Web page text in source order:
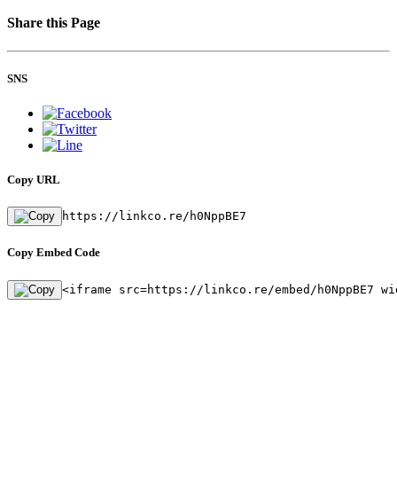
Share this Page
SNS
Copy URL
https://linkco.re/h0NppBE7
Copy Embed Code
<iframe src=https://linkco.re/embed/h0NppBE7